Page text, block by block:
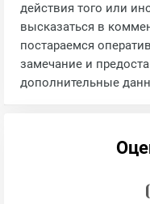
действия того или
высказаться в
постараемся
замечание и
дополнительные